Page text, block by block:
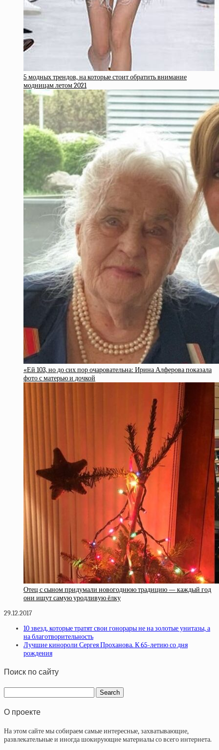
5 модных трендов, на которые стоит обратить внимание
модницам летом 2021
«Ей 103, но до сих пор очаровательна: Ирина Алферова показала
фото с матерью и дочкой
Отец с сыном придумали новогоднюю традицию — каждый год
они ищут самую уродливую ёлку
29.12.2017
10 звезд, которые тратят свои гонорары не на золотые унитазы, а
на благотворительность
Лучшие кинороли Сергея Проханова. К 65-летию со дня
рождения
Поиск по сайту
О проекте
На этом сайте мы собираем самые интересные, захватывающие,
развлекательные и иногда шокирующие материалы со всего интернета.